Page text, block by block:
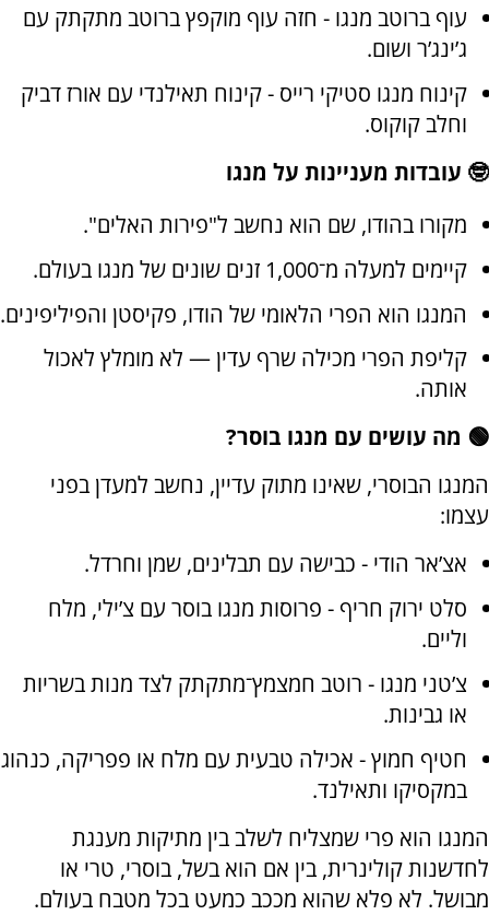
עוף ברוטב מנגו - חזה עוף מוקפץ ברוטב מתקתק עם
ג’ינג’ר ושום.
קינוח מנגו סטיקי רייס - קינוח תאילנדי עם אורז דביק
וחלב קוקוס.
🤓 עובדות מעניינות על מנגו
מקורו בהודו, שם הוא נחשב ל"פירות האלים".
קיימים למעלה מ־1,000 זנים שונים של מנגו בעולם.
המנגו הוא הפרי הלאומי של הודו, פקיסטן והפיליפינים.
קליפת הפרי מכילה שרף עדין — לא מומלץ לאכול
אותה.
🟢 מה עושים עם מנגו בוסר?
המנגו הבוסרי, שאינו מתוק עדיין, נחשב למעדן בפני
עצמו:
אצ’אר הודי - כבישה עם תבלינים, שמן וחרדל.
סלט ירוק חריף - פרוסות מנגו בוסר עם צ’ילי, מלח
וליים.
צ’טני מנגו - רוטב חמצמץ־מתקתק לצד מנות בשריות
או גבינות.
חטיף חמוץ - אכילה טבעית עם מלח או פפריקה, כנהוג
במקסיקו ותאילנד.
המנגו הוא פרי שמצליח לשלב בין מתיקות מענגת
לחדשנות קולינרית, בין אם הוא בשל, בוסרי, טרי או
מבושל. לא פלא שהוא מככב כמעט בכל מטבח בעולם.